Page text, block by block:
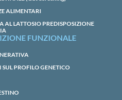
ALIMENTARI
AL LATTOSIO PREDISPOSIZIONE
FUNZIONALE
PROFILO GENETICO